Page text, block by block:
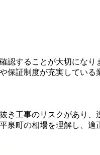
することが大切にな
証制度が充実している
工事のリスクがあり
町の相場を理解し、